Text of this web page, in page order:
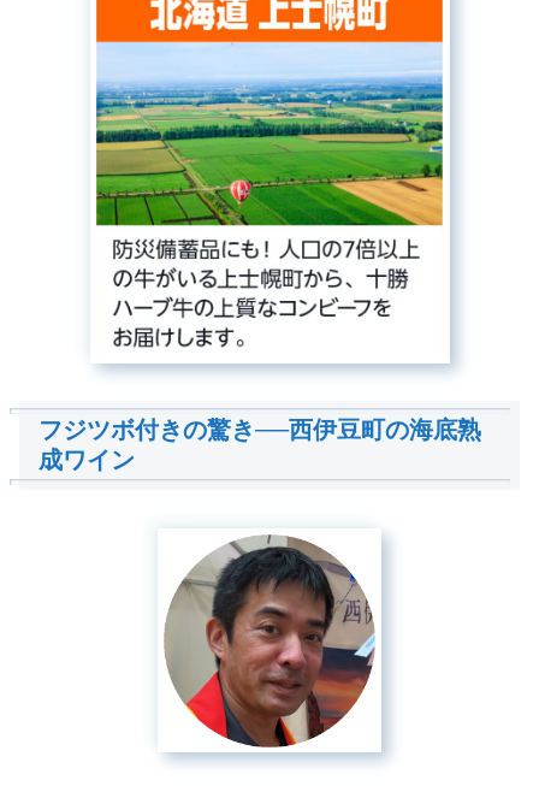
フジツボ付きの驚き──西伊豆町の海底熟
成ワイン